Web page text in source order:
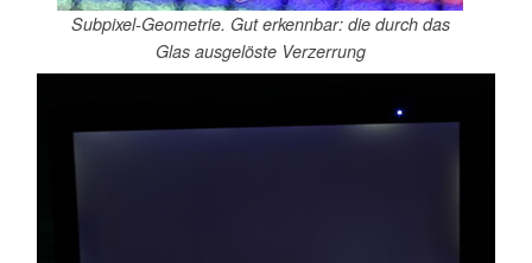
Subpixel-Geometrie. Gut erkennbar: die durch das
Glas ausgelöste Verzerrung